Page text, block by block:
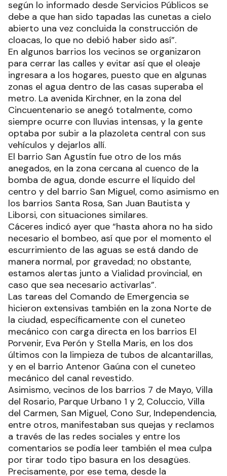
según lo informado desde Servicios Públicos se
debe a que han sido tapadas las cunetas a cielo
abierto una vez concluida la construcción de
cloacas, lo que no debió haber sido así”.
En algunos barrios los vecinos se organizaron
para cerrar las calles y evitar así que el oleaje
ingresara a los hogares, puesto que en algunas
zonas el agua dentro de las casas superaba el
metro. La avenida Kirchner, en la zona del
Cincuentenario se anegó totalmente, como
siempre ocurre con lluvias intensas, y la gente
optaba por subir a la plazoleta central con sus
vehículos y dejarlos allí.
El barrio San Agustín fue otro de los más
anegados, en la zona cercana al cuenco de la
bomba de agua, donde escurre el líquido del
centro y del barrio San Miguel, como asimismo en
los barrios Santa Rosa, San Juan Bautista y
Liborsi, con situaciones similares.
Cáceres indicó ayer que “hasta ahora no ha sido
necesario el bombeo, así que por el momento el
escurrimiento de las aguas se está dando de
manera normal, por gravedad; no obstante,
estamos alertas junto a Vialidad provincial, en
caso que sea necesario activarlas”.
Las tareas del Comando de Emergencia se
hicieron extensivas también en la zona Norte de
la ciudad, específicamente con el cuneteo
mecánico con carga directa en los barrios El
Porvenir, Eva Perón y Stella Maris, en los dos
últimos con la limpieza de tubos de alcantarillas,
y en el barrio Antenor Gaúna con el cuneteo
mecánico del canal revestido.
Asimismo, vecinos de los barrios 7 de Mayo, Villa
del Rosario, Parque Urbano 1 y 2, Coluccio, Villa
del Carmen, San Miguel, Cono Sur, Independencia,
entre otros, manifestaban sus quejas y reclamos
a través de las redes sociales y entre los
comentarios se podía leer también el mea culpa
por tirar todo tipo basura en los desagües.
Precisamente, por ese tema, desde la